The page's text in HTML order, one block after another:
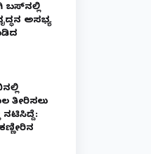
ಬಸ್‌ನಲ್ಲಿ
ಅಸಭ್ಯ
ತೀರಿಸಲು
ನಟಿಸಿದ್ದೆ: